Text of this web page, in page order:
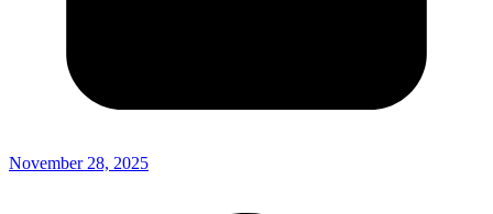
November 28, 2025